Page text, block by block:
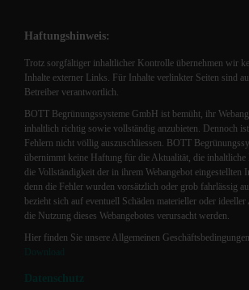
Haftungshinweis:
Trotz sorgfältiger inhaltlicher Kontrolle übernehmen wir
Inhalte externer Links. Für Inhalte verlinkter Seiten sind
Betreiber verantwortlich.
BOTT Begrünungssysteme GmbH ist bemüht, ihr
inhaltlich richtig sowie vollständig anzubieten. Dennoch
Fehlern nicht völlig auszuschliessen. BOTT
übernimmt keine Haftung für die Aktualität, die
die Vollständigkeit der in ihrem Webangebot eingestellten
denn die Fehler wurden vorsätzlich oder grob fahrlässig
bezieht sich auf eventuell Schäden materieller oder
die Nutzung dieses Webangebotes verursacht werden.
Hier finden Sie unsere Allgemeinen